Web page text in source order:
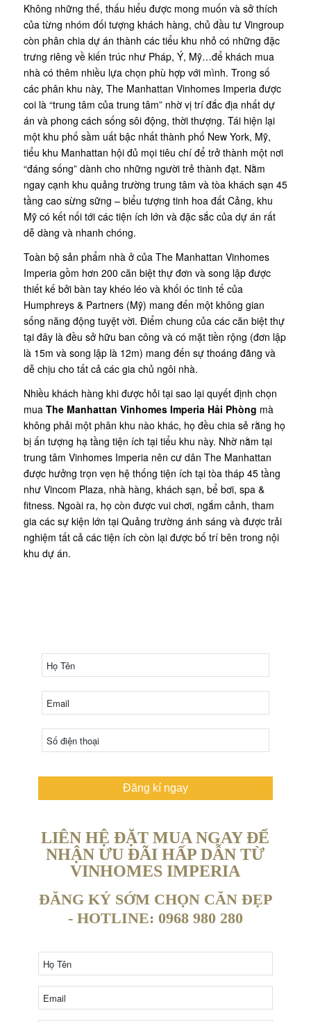
Không những thế, thấu hiểu được mong muốn và sở thích
của từng nhóm đối tượng khách hàng, chủ đầu tư Vingroup
còn phân chia dự án thành các tiểu khu nhỏ có những đặc
trưng riêng về kiến trúc như Pháp, Ý, Mỹ…để khách mua
nhà có thêm nhiều lựa chọn phù hợp với mình. Trong số
các phân khu này, The Manhattan Vinhomes Imperia được
coi là “trung tâm của trung tâm” nhờ vị trí đắc địa nhất dự
án và phong cách sống sôi động, thời thượng. Tái hiện lại
một khu phố sầm uất bậc nhất thành phố New York, Mỹ,
tiểu khu Manhattan hội đủ mọi tiêu chí để trở thành một nơi
“đáng sống” dành cho những người trẻ thành đạt. Nằm
ngay cạnh khu quảng trường trung tâm và tòa khách sạn 45
tầng cao sừng sững – biểu tượng tinh hoa đất Cảng, khu
Mỹ có kết nối tới các tiện ích lớn và đặc sắc của dự án rất
dễ dàng và nhanh chóng.
Toàn bộ sản phẩm nhà ở của The Manhattan Vinhomes
Imperia gồm hơn 200 căn biệt thự đơn và song lập được
thiết kế bởi bàn tay khéo léo và khối óc tinh tế của
Humphreys & Partners (Mỹ) mang đến một không gian
sống năng động tuyệt vời. Điểm chung của các căn biệt thự
tại đây là đều sở hữu ban công và có mặt tiền rộng (đơn lập
là 15m và song lập là 12m) mang đến sự thoáng đãng và
dễ chịu cho tất cả các gia chủ ngôi nhà.
Nhiều khách hàng khi được hỏi tại sao lại quyết định chọn
mua The Manhattan Vinhomes Imperia Hải Phòng mà
không phải một phân khu nào khác, họ đều chia sẻ rằng họ
bị ấn tượng hạ tầng tiện ích tại tiểu khu này. Nhờ nằm tại
trung tâm Vinhomes Imperia nên cư dân The Manhattan
được hưởng trọn vẹn hệ thống tiện ích tại tòa tháp 45 tầng
như Vincom Plaza, nhà hàng, khách sạn, bể bơi, spa &
fitness. Ngoài ra, họ còn được vui chơi, ngắm cảnh, tham
gia các sự kiện lớn tại Quảng trường ánh sáng và được trải
nghiệm tất cả các tiện ích còn lại được bố trí bên trong nội
khu dự án.
Đăng kí ngay
LIÊN HỆ ĐẶT MUA NGAY ĐỂ
NHẬN ƯU ĐÃI HẤP DẪN TỪ
VINHOMES IMPERIA
ĐĂNG KÝ SỚM CHỌN CĂN ĐẸP
- HOTLINE: 0968 980 280